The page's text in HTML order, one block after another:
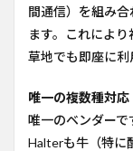
間通信）を組み
ます。これによ
草地でも即座に利
唯一の複数種対応
唯一のベンダーで
Halterも牛（特に